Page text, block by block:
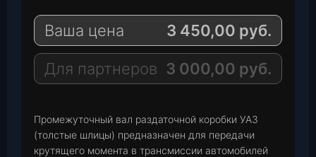
e
r
a
m
a
s
A
p
a
i
l
Ваша цена 3 450,00 руб.
Для партнеров 3 000,00 руб.
Промежуточный вал раздаточной коробки УАЗ
(толстые шлицы) предназначен для передачи
крутящего момента в трансмиссии автомобилей